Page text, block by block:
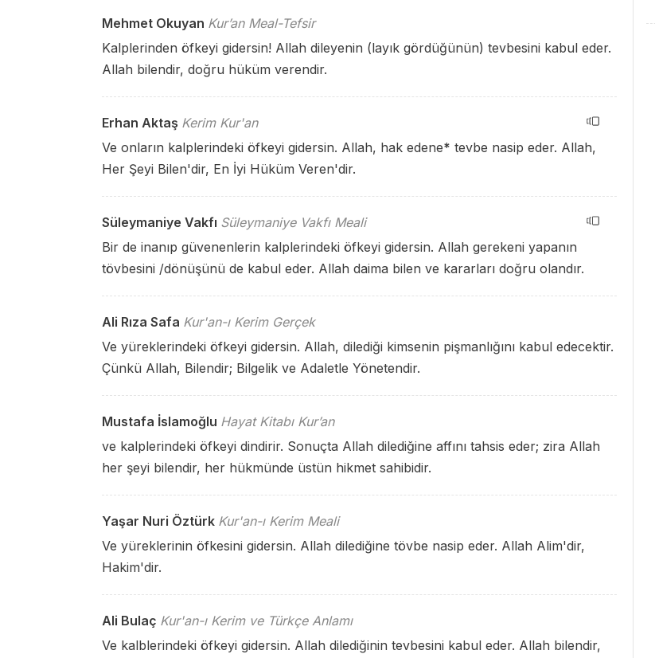
Mehmet Okuyan Kur’an Meal-Tefsir
Kalplerinden öfkeyi gidersin! Allah dileyenin (layık gördüğünün) tevbesini kabul eder.
Allah bilendir, doğru hüküm verendir.
Erhan Aktaş Kerim Kur'an
Ve onların kalplerindeki öfkeyi gidersin. Allah, hak edene* tevbe nasip eder. Allah,
Her Şeyi Bilen'dir, En İyi Hüküm Veren'dir.
Süleymaniye Vakfı Süleymaniye Vakfı Meali
Bir de inanıp güvenenlerin kalplerindeki öfkeyi gidersin. Allah gerekeni yapanın
tövbesini /dönüşünü de kabul eder. Allah daima bilen ve kararları doğru olandır.
Ali Rıza Safa Kur'an-ı Kerim Gerçek
Ve yüreklerindeki öfkeyi gidersin. Allah, dilediği kimsenin pişmanlığını kabul edecektir.
Çünkü Allah, Bilendir; Bilgelik ve Adaletle Yönetendir.
Mustafa İslamoğlu Hayat Kitabı Kur’an
ve kalplerindeki öfkeyi dindirir. Sonuçta Allah dilediğine affını tahsis eder; zira Allah
her şeyi bilendir, her hükmünde üstün hikmet sahibidir.
Yaşar Nuri Öztürk Kur'an-ı Kerim Meali
Ve yüreklerinin öfkesini gidersin. Allah dilediğine tövbe nasip eder. Allah Alim'dir,
Hakim'dir.
Ali Bulaç Kur'an-ı Kerim ve Türkçe Anlamı
Ve kalblerindeki öfkeyi gidersin. Allah dilediğinin tevbesini kabul eder. Allah bilendir,